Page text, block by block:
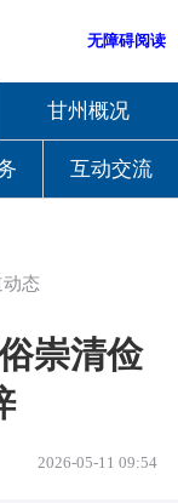
无障碍阅读
甘州概况
互动交流
动态
崇清俭
2026-05-11 09:54